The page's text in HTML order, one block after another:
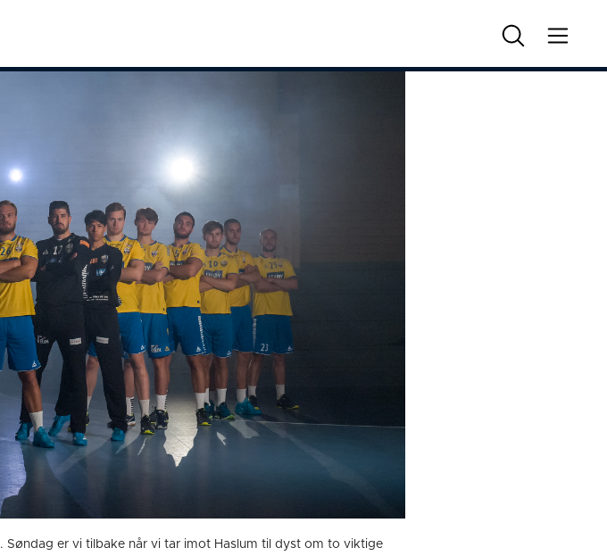
Søndag er vi tilbake når vi tar imot Haslum til dyst om to viktige